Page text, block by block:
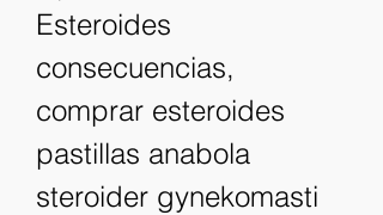
Esteroides
consecuencias,
comprar esteroides
pastillas anabola
steroider gynekomasti